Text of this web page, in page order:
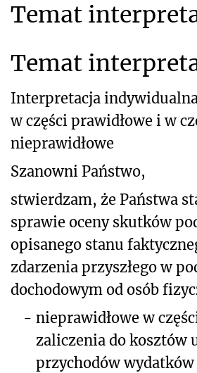
Temat
Temat
Interpretacja
w części prawidłowe i w
nieprawidłowe
Szanowni Państwo,
stwierdzam, że Państwa
sprawie oceny skutków
opisanego stanu
zdarzenia przyszłego w
dochodowym od osób
- nieprawidłowe w
zaliczenia do kosztów
przychodów